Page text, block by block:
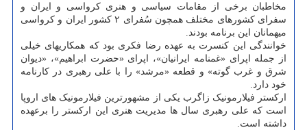
مخاطبان برخی از مقامات سیاسی و هنری کرواسی و ایران و
سفرای کشورهای مختلف همچون سُفرای ۲ کشور ایران و کرواسی
میهمانان این برنامه بودند.
خوانندگی این کنسرت به عهده رضا فکری بود که همکاریهای خیلی
از جمله اپرای «غمنامه ایرانیان»، اپرای «حضرت ابراهیم»، «دیوان
شرق و غرب گوته» و قطعه «مرشد» را با علی رهبری در کارنامه
خود دارد.
ارکستر فیلارمونیک زاگرب یکی از مشهورترین فیلارمونیک های اروپا
است که علی رهبری سال ها مدیریت هنری این ارکستر را برعهده
داشته است.